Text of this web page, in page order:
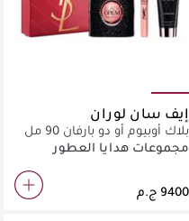
إيف سان لوران
بلاك أوبيوم أو دو بارفان 90 مل
S26
مجموعات هدايا العطور